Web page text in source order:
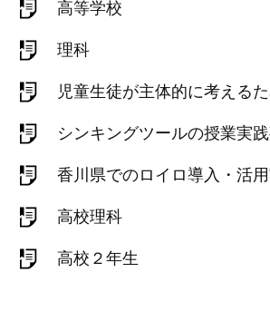
高等学校
理科
児童生徒が主体的に考える
シンキングツールの授業実践
香川県でのロイロ導入・活
高校理科
高校２年生